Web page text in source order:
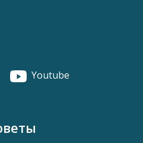
Youtube